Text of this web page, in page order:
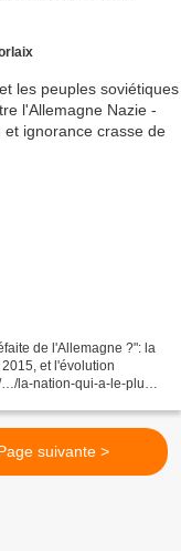
de l'Allemagne ?": la
et l'évolution
…/la-nation-qui-a-le-plus-
suivante >